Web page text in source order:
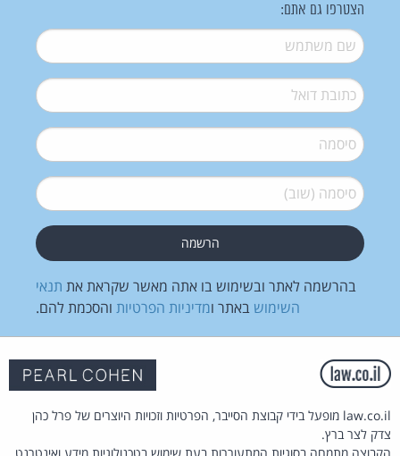
הצטרפו גם אתם:
שם משתמש*
דואל*
סיסמה*
סיסמה (שוב)*
בהרשמה לאתר ובשימוש בו אתה מאשר שקראת את תנאי
השימוש באתר ומדיניות הפרטיות והסכמת להם.
law.co.il מופעל בידי קבוצת הסייבר, הפרטיות וזכויות היוצרים של פרל כהן
צדק לצר ברץ.